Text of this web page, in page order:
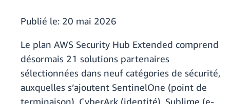
Publié le: 20 mai 2026
Le plan AWS Security Hub Extended comprend
désormais 21 solutions partenaires
sélectionnées dans neuf catégories de sécurité,
auxquelles s’ajoutent SentinelOne (point de
terminaison), CyberArk (identité), Sublime (e-